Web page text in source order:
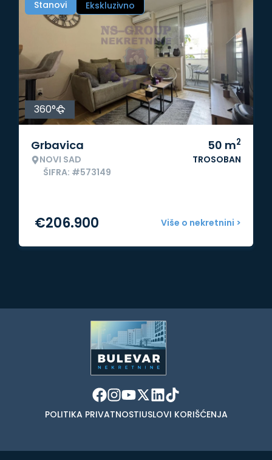
Stanovi Ekskluzivno
360°
Grbavica
NOVI SAD
ŠIFRA: #573149
50 m2
TROSOBAN
Više o nekretnini >
€206.900
POLITIKA PRIVATNOSTIUSLOVI KORIŠĆENJA